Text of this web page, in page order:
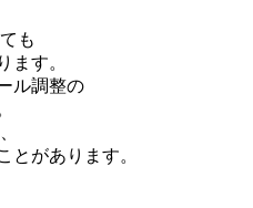
も
ます。
ル調整の
とがあります。